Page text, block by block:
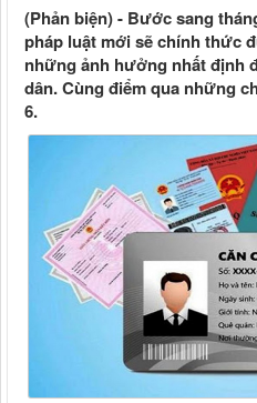
(Phản biện) - Bước sang
pháp luật mới sẽ chính thức
những ảnh hưởng nhất định
dân. Cùng điểm qua những
6.